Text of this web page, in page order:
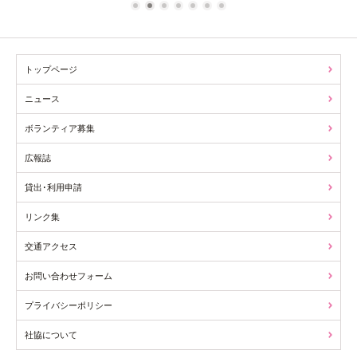
1 2 3 4 5 6 7
トップページ
ニュース
ボランティア募集
広報誌
貸出･利用申請
リンク集
交通アクセス
お問い合わせフォーム
プライバシーポリシー
社協について